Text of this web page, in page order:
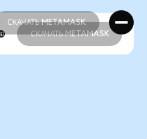
СКАЧАТЬ METAMASK
СКАЧАТЬ METAMASK
СКАЧАТЬ METAMASK